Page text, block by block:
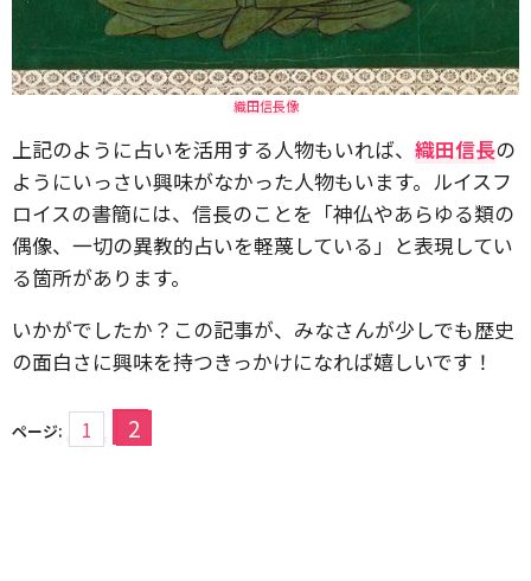
織田信長像
上記のように占いを活用する人物もいれば、 織田信長の
ようにいっさい興味がなかった人物もいます。ルイスフ
ロイスの書簡には、信長のことを「神仏やあらゆる類の
偶像、一切の異教的占いを軽蔑している」と表現してい
る箇所があります。
いかがでしたか？この記事が、みなさんが少しでも歴史
の面白さに興味を持つきっかけになれば嬉しいです！
ページ: 1 2